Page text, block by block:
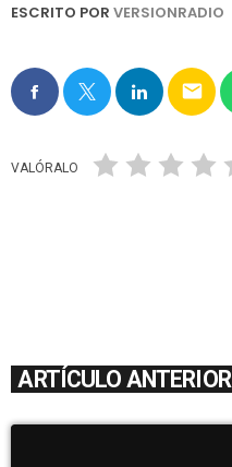
ESCRITO POR VERSIONRADIO
email
VALÓRALO
ARTÍCULO ANTERIOR